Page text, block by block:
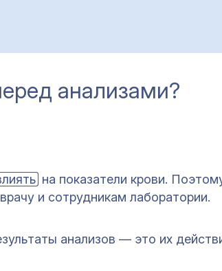
анализами?
на показатели крови.
и сотрудникам лаборатории.
анализов — это их